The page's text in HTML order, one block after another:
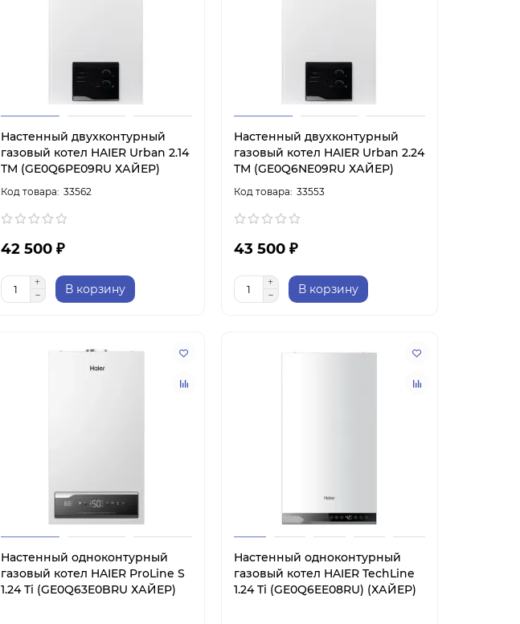
Настенный двухконтурный
газовый котел HAIER Urban 2.14
TM (GE0Q6PE09RU ХАЙЕР)
33562
42 500 ₽
В корзину
Настенный двухконтурный
газовый котел HAIER Urban 2.24
TM (GE0Q6NE09RU ХАЙЕР)
33553
43 500 ₽
В корзину
Настенный одноконтурный
газовый котел HAIER ProLine S
1.24 Ti (GE0Q63E0BRU ХАЙЕР)
Настенный одноконтурный
газовый котел HAIER TechLine
1.24 Ti (GE0Q6EE08RU) (ХАЙЕР)